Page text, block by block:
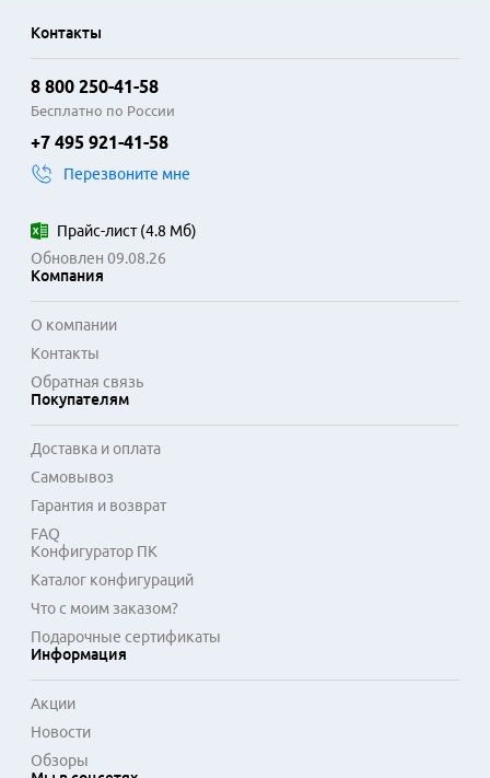
Контакты
8 800 250-41-58
Бесплатно по России
+7 495 921-41-58
Перезвоните мне
Прайс-лист(4.8 Мб)
Обновлен 09.08.26
Компания
О компании
Контакты
Обратная связь
Покупателям
Доставка и оплата
Самовывоз
Гарантия и возврат
FAQ
Конфигуратор ПК
Каталог конфигураций
Что с моим заказом?
Подарочные сертификаты
Информация
Акции
Новости
Обзоры